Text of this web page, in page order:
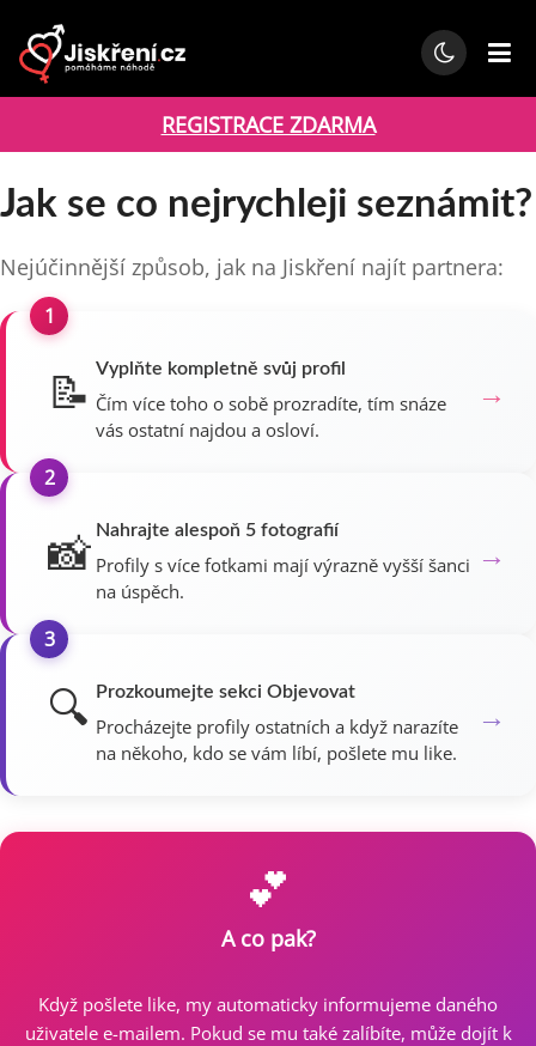
REGISTRACE ZDARMA
Jak se co nejrychleji seznámit?
Nejúčinnější způsob, jak na Jiskření najít partnera:
1
📝 Vyplňte kompletně svůj profil
Čím více toho o sobě prozradíte, tím snáze
vás ostatní najdou a osloví.
→
2
📸 Nahrajte alespoň 5 fotografií
Profily s více fotkami mají výrazně vyšší šanci
na úspěch.
→
3
🔍 Prozkoumejte sekci Objevovat
Procházejte profily ostatních a když narazíte
na někoho, kdo se vám líbí, pošlete mu like.
→
💕
A co pak?
Když pošlete like, my automaticky informujeme daného
uživatele e-mailem. Pokud se mu také zalíbíte, může dojít k